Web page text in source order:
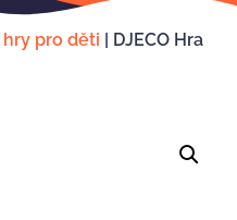
pro děti | DJECO Hra